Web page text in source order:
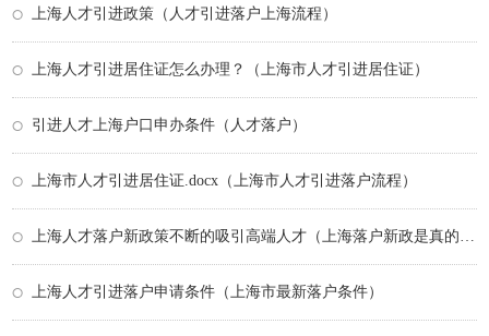
上海人才引进政策（人才引进落户上海流程）
上海人才引进居住证怎么办理？（上海市人才引进居住证）
引进人才上海户口申办条件（人才落户）
上海市人才引进居住证.docx（上海市人才引进落户流程）
上海人才引进落户申请条件（上海市最新落户条件）